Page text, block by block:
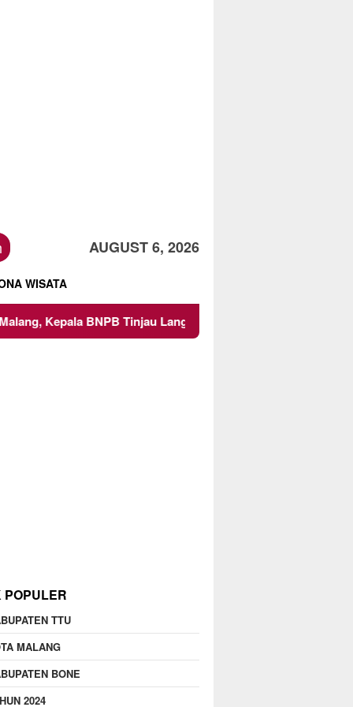
AUGUST 6, 2026
WISATA
Tinjau Langsung Lokasi
POPULER
TTU
MALANG
BONE
2024